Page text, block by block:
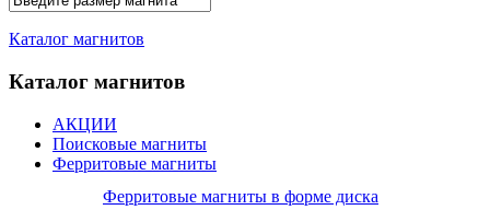
Каталог магнитов
Каталог магнитов
АКЦИИ
Поисковые магниты
Ферритовые магниты
Ферритовые магниты в форме диска